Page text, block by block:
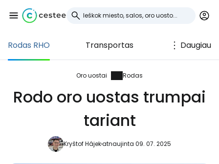
Rodas RHO Transportas Daugiau
Oro uostai Rodas
Rodo oro uostas trumpai
tariant
Kryštof Hájekatnaujinta 09. 07. 2025
Prisijunkite prie
Cestee
... pasaulinė kelionių bendruomenė